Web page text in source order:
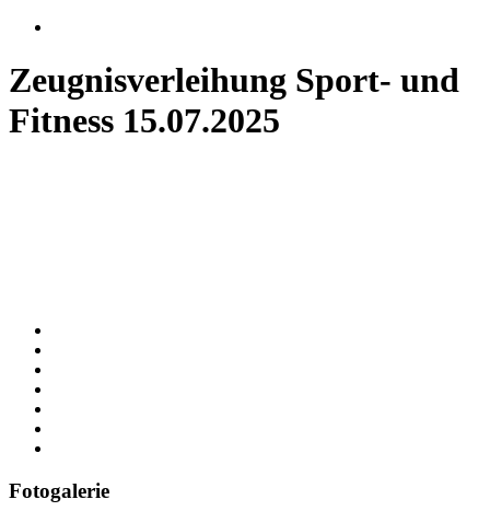
Zeugnisverleihung Sport- und
Fitness 15.07.2025
Fotogalerie